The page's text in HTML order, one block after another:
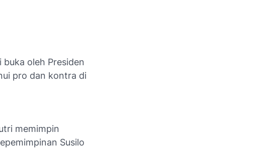
oleh Presiden
pro dan kontra di
memimpin
Susilo